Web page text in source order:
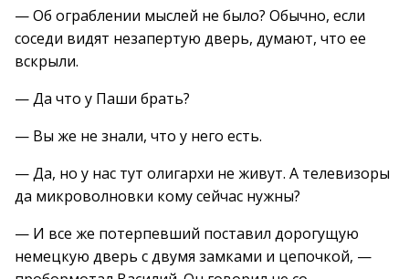
— Об ограблении мыслей не было? Обычно, если
соседи видят незапертую дверь, думают, что ее
вскрыли.
— Да что у Паши брать?
— Вы же не знали, что у него есть.
— Да, но у нас тут олигархи не живут. А телевизоры
да микроволновки кому сейчас нужны?
— И все же потерпевший поставил дорогущую
немецкую дверь с двумя замками и цепочкой, —